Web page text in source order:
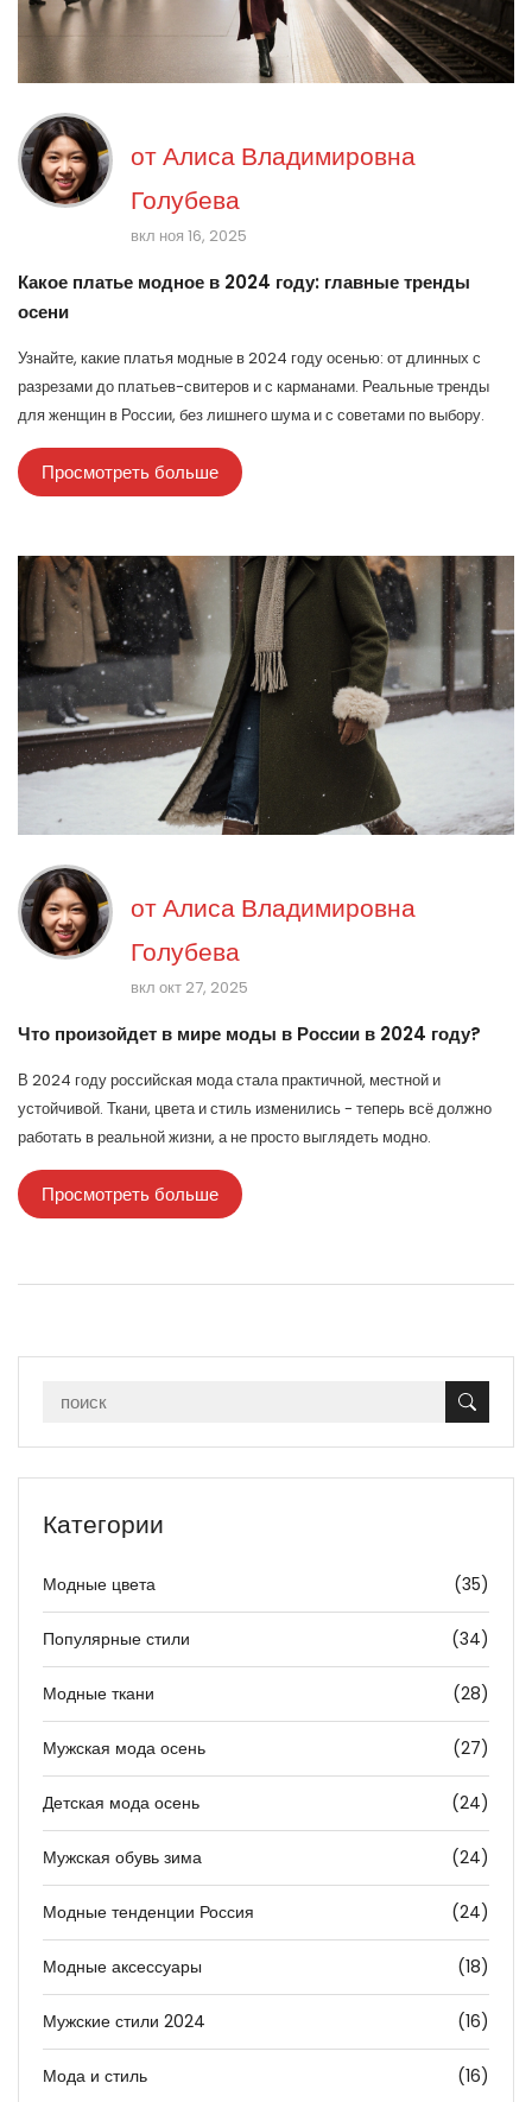
отАлиса Владимировна
Голубева
вкл ноя 16, 2025
Какое платье модное в 2024 году: главные тренды
осени
Узнайте, какие платья модные в 2024 году осенью: от длинных с
разрезами до платьев-свитеров и с карманами. Реальные тренды
для женщин в России, без лишнего шума и с советами по выбору.
Просмотреть больше
отАлиса Владимировна
Голубева
вкл окт 27, 2025
Что произойдет в мире моды в России в 2024 году?
В 2024 году российская мода стала практичной, местной и
устойчивой. Ткани, цвета и стиль изменились - теперь всё должно
работать в реальной жизни, а не просто выглядеть модно.
Просмотреть больше
Категории
Модные цвета (35)
Популярные стили (34)
Модные ткани (28)
Мужская мода осень (27)
Детская мода осень (24)
Мужская обувь зима (24)
Модные тенденции Россия (24)
Модные аксессуары (18)
Мужские стили 2024 (16)
Мода и стиль (16)